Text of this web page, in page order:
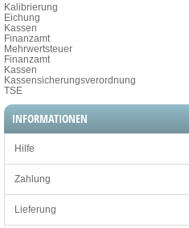
Kalibrierung
Eichung
Kassen
Finanzamt
Mehrwertsteuer
Finanzamt
Kassen
Kassensicherungsverordnung
TSE
INFORMATIONEN
Hilfe
Zahlung
Lieferung